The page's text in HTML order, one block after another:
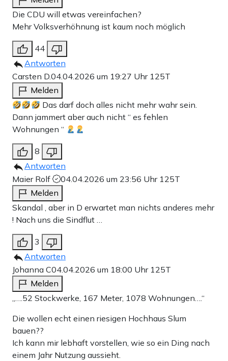
Die CDU will etwas vereinfachen?
Mehr Volksverhöhnung ist kaum noch möglich
44
Antworten
Carsten D.04.04.2026 um 19:27 Uhr 125T
Melden
Das darf doch alles nicht mehr wahr sein.
Dann jammert aber auch nicht “ es fehlen
Wohnungen “
8
Antworten
Maier Rolf
04.04.2026 um 23:56 Uhr 125T
Melden
Skandal , aber in D erwartet man nichts anderes mehr
! Nach uns die Sindflut …
3
Antworten
Johanna C04.04.2026 um 18:00 Uhr 125T
Melden
„….52 Stockwerke, 167 Meter, 1078 Wohnungen….“
Die wollen echt einen riesigen Hochhaus Slum
bauen??
Ich kann mir lebhaft vorstellen, wie so ein Ding nach
einem Jahr Nutzung aussieht.